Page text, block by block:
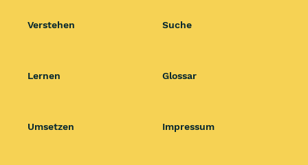
Verstehen
Lernen
Umsetzen
Suche
Glossar
Impressum